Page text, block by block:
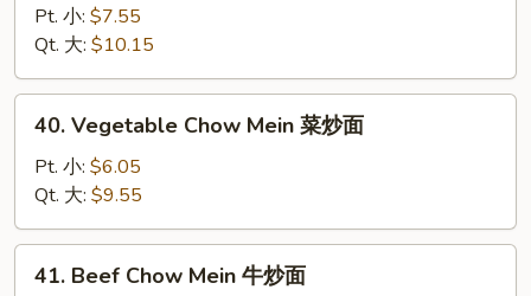
Chow
Mein
肉
炒
Pt. 小: $7.55
Qt. 大: $10.15
Vegetable
Chow
Mein
菜
炒
40. Vegetable Chow Mein 菜炒面
Pt. 小: $6.05
Qt. 大: $9.55
Beef
41. Beef Chow Mein 牛炒面